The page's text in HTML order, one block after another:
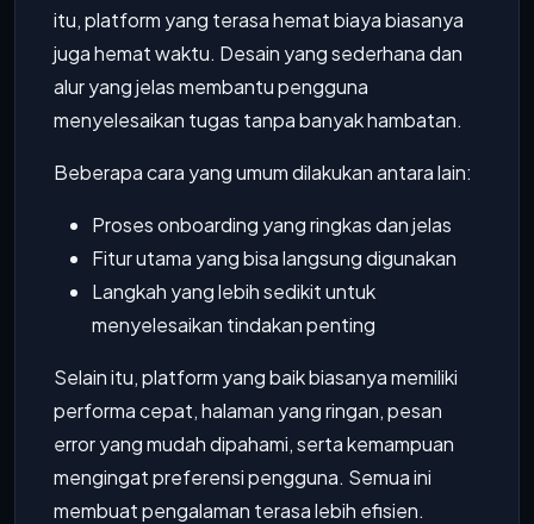
itu, platform yang terasa hemat biaya biasanya
juga hemat waktu. Desain yang sederhana dan
alur yang jelas membantu pengguna
menyelesaikan tugas tanpa banyak hambatan.
Beberapa cara yang umum dilakukan antara lain:
Proses onboarding yang ringkas dan jelas
Fitur utama yang bisa langsung digunakan
Langkah yang lebih sedikit untuk
menyelesaikan tindakan penting
Selain itu, platform yang baik biasanya memiliki
performa cepat, halaman yang ringan, pesan
error yang mudah dipahami, serta kemampuan
mengingat preferensi pengguna. Semua ini
membuat pengalaman terasa lebih efisien.